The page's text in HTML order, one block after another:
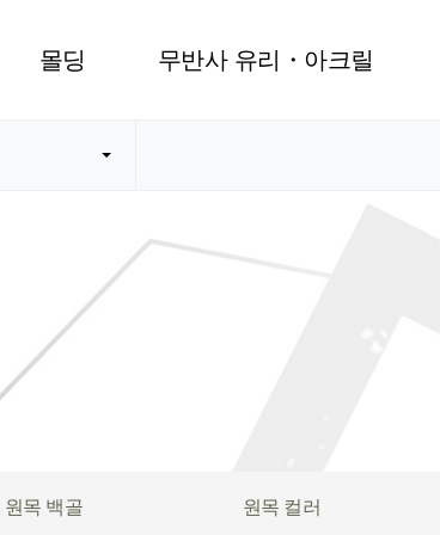
몰딩 무반사 유리・아크릴
원목 백골 원목 컬러